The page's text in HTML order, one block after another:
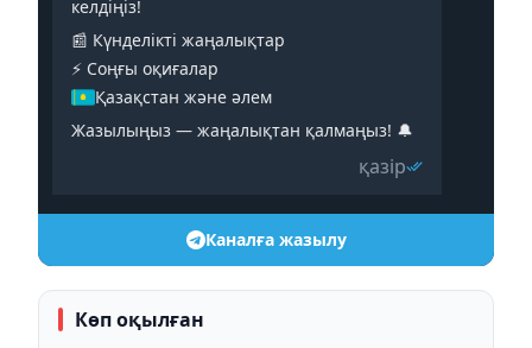
келдіңіз!
📰 Күнделікті жаңалықтар
⚡️ Соңғы оқиғалар
Қазақстан және әлем
Жазылыңыз — жаңалықтан қалмаңыз! 🔔
қазір
Каналға жазылу
Көп оқылған